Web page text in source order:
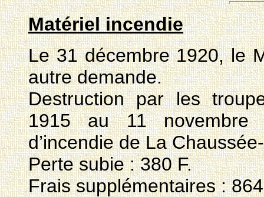
Matériel incendie
Le 31 décembre 1920, le
autre demande.
Destruction par les
1915 au 11 novembre
d’incendie de La
Perte subie : 380 F.
Frais supplémentaires :